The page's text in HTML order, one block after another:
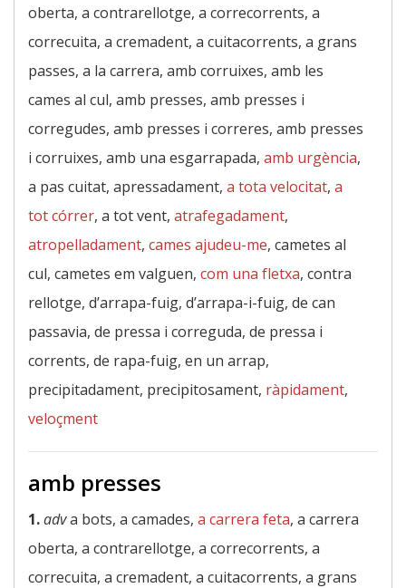
oberta, a contrarellotge, a correcorrents, a
correcuita, a cremadent, a cuitacorrents, a grans
passes, a la carrera, amb corruixes, amb les
cames al cul, amb presses, amb presses i
corregudes, amb presses i correres, amb presses
i corruixes, amb una esgarrapada, amb urgència,
a pas cuitat, apressadament, a tota velocitat, a
tot córrer, a tot vent, atrafegadament,
atropelladament, cames ajudeu-me, cametes al
cul, cametes em valguen, com una fletxa, contra
rellotge, d’arrapa-fuig, d’arrapa-i-fuig, de can
passavia, de pressa i correguda, de pressa i
corrents, de rapa-fuig, en un arrap,
precipitadament, precipitosament, ràpidament,
veloçment
amb presses
1.adva bots, a camades, a carrera feta, a carrera
oberta, a contrarellotge, a correcorrents, a
correcuita, a cremadent, a cuitacorrents, a grans